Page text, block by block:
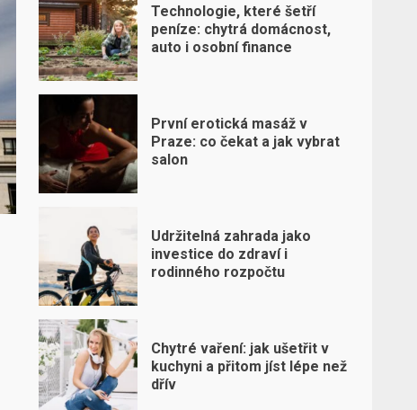
Technologie, které šetří
peníze: chytrá domácnost,
auto i osobní finance
První erotická masáž v
Praze: co čekat a jak vybrat
salon
Udržitelná zahrada jako
investice do zdraví i
rodinného rozpočtu
Chytré vaření: jak ušetřit v
kuchyni a přitom jíst lépe než
dřív